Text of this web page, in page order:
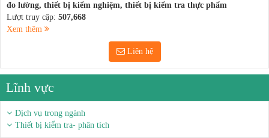
đo lường, thiết bị kiểm nghiệm, thiết bị kiểm tra thực phẩm
Lượt truy cập: 507,668
Xem thêm
Liên hệ
Lĩnh vực
Dịch vụ trong ngành
Thiết bị kiểm tra- phân tích